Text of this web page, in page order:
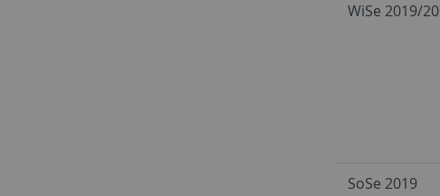
WiSe 2019/20
SoSe 2019